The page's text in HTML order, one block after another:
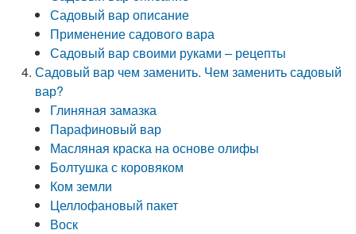
Садовый вар описание
Применение садового вара
Садовый вар своими руками – рецепты
Садовый вар чем заменить. Чем заменить садовый
вар?
Глиняная замазка
Парафиновый вар
Масляная краска на основе олифы
Болтушка с коровяком
Ком земли
Целлофановый пакет
Воск